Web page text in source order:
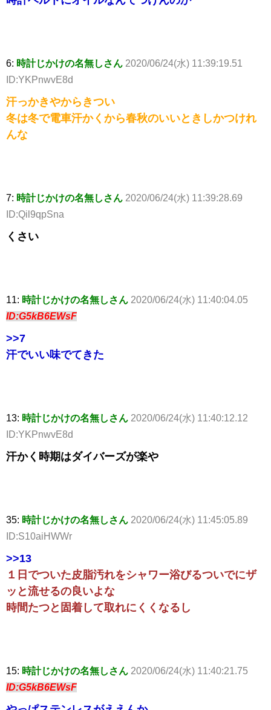
6: 時計じかけの名無しさん 2020/06/24(水) 11:39:19.51
ID:YKPnwvE8d
汗っかきやからきつい
冬は冬で電車汗かくから春秋のいいときしかつけれ
んな
7: 時計じかけの名無しさん 2020/06/24(水) 11:39:28.69
ID:Qil9qpSna
くさい
11: 時計じかけの名無しさん 2020/06/24(水) 11:40:04.05
ID:G5kB6EWsF
>>7
汗でいい味でてきた
13: 時計じかけの名無しさん 2020/06/24(水) 11:40:12.12
ID:YKPnwvE8d
汗かく時期はダイバーズが楽や
35: 時計じかけの名無しさん 2020/06/24(水) 11:45:05.89
ID:S10aiHWWr
>>13
１日でついた皮脂汚れをシャワー浴びるついでにザ
ッと流せるの良いよな
時間たつと固着して取れにくくなるし
15: 時計じかけの名無しさん 2020/06/24(水) 11:40:21.75
ID:G5kB6EWsF